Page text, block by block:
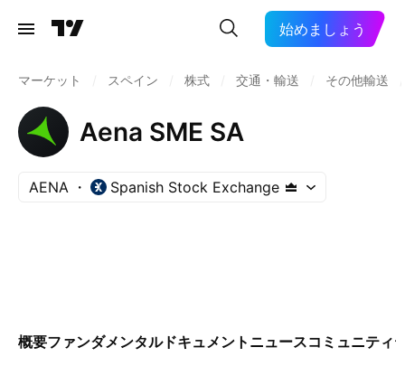
始めましょう
マーケット スペイン 株式 交通・輸送 その他輸送
Aena SME SA
AENA Spanish Stock Exchange
概要ファンダメンタルドキュメント ニュースコミュニティ